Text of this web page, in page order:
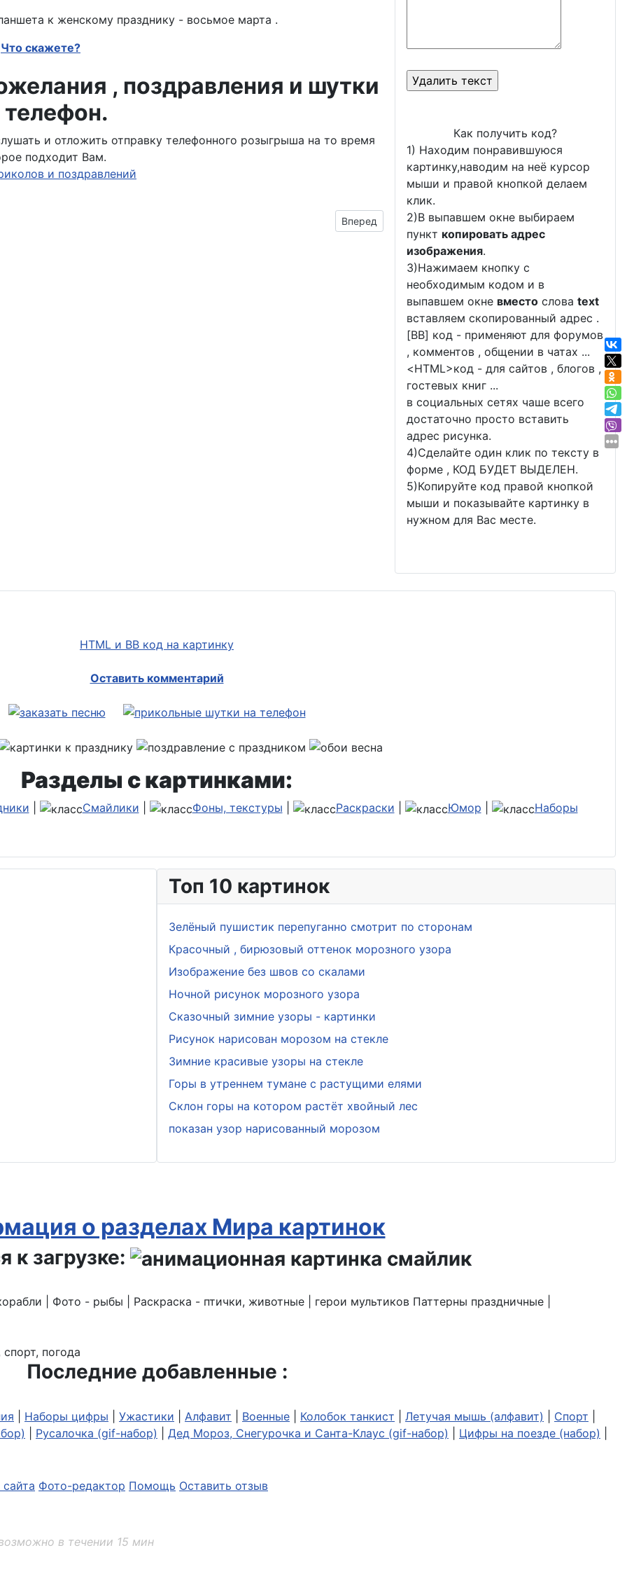
к женскому празднику - восьмое марта .
Что скажете?
, поздравления и шутки
телефон.
и отложить отправку телефонного розыгрыша на то время
подходит Вам.
и поздравлений
Следующий материал: Ландыши к празднику
Вперед
Как получить код?
1) Находим понравившуюся
картинку,наводим на неё курсор
мыши и правой кнопкой делаем
клик.
2)В выпавшем окне выбираем
пункт копировать адрес
изображения.
3)Нажимаем кнопку с
необходимым кодом и в
выпавшем окне вместо слова text
вставляем скопированный адрес .
[BB] код - применяют для форумов
, комментов , общении в чатах ...
<HTML>код - для сайтов , блогов ,
гостевых книг ...
в социальных сетях чаше всего
достаточно просто вставить
адрес рисунка.
4)Сделайте один клик по тексту в
форме , КОД БУДЕТ ВЫДЕЛЕН.
5)Копируйте код правой кнопкой
мыши и показывайте картинку в
нужном для Вас месте.
HTML и BB код на картинку
Оставить комментарий
Разделы с картинками:
Смайлики Фоны, текстуры Раскраски Юмор Наборы
Топ 10 картинок
Зелёный пушистик перепуганно смотрит по сторонам
Красочный , бирюзовый оттенок морозного узора
Изображение без швов со скалами
Ночной рисунок морозного узора
Сказочный зимние узоры - картинки
Рисунок нарисован морозом на стекле
Зимние красивые узоры на стекле
Горы в утреннем тумане с растущими елями
Склон горы на котором растёт хвойный лес
показан узор нарисованный морозом
о разделах Мира картинок
к загрузке:
| Фото - рыбы | Раскраска - птички, животные | герои мультиков Паттерны праздничные |
погода
Последние добавленные :
Наборы цифры Ужастики Алфавит Военные Колобок танкист Летучая мышь (алфавит) Спорт
Русалочка (gif-набор) Дед Мороз, Снегурочка и Санта-Клаус (gif-набор) Цифры на поезде (набор)
сайта Фото-редактор Помощь Оставить отзыв
в течении 15 мин